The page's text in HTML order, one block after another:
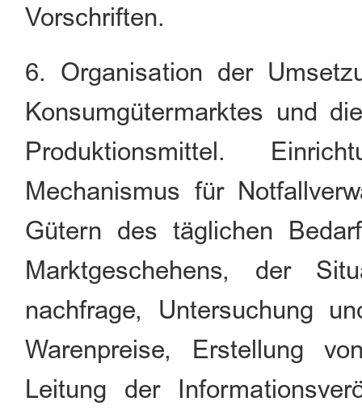
Vorschriften.
6. Organisation der
Konsumgütermarktes und
Produktionsmittel.
Mechanismus für
Gütern des täglichen
Marktgeschehens, der
nachfrage, Untersuchung
Warenpreise, Erstellung
Leitung der